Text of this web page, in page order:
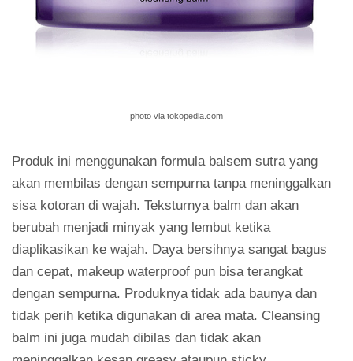
photo via tokopedia.com
Produk ini menggunakan formula balsem sutra yang
akan membilas dengan sempurna tanpa meninggalkan
sisa kotoran di wajah. Teksturnya balm dan akan
berubah menjadi minyak yang lembut ketika
diaplikasikan ke wajah. Daya bersihnya sangat bagus
dan cepat, makeup waterproof pun bisa terangkat
dengan sempurna. Produknya tidak ada baunya dan
tidak perih ketika digunakan di area mata. Cleansing
balm ini juga mudah dibilas dan tidak akan